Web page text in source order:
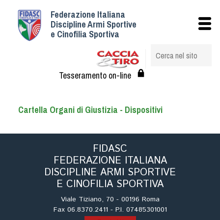
Federazione Italiana
Discipline Armi Sportive
e Cinofilia Sportiva
Tesseramento on-line
Cartella Organi di Giustizia - Dispositivi
FIDASC
FEDERAZIONE ITALIANA
DISCIPLINE ARMI SPORTIVE
E CINOFILIA SPORTIVA
Viale Tiziano, 70 - 00196 Roma
Fax 06.8370.2411 - P.I. 07485301001
Istituzionale
Struttura
Albo Veterinari federali
Statuto e Regolamenti
Circolari
Federazione Trasparente
Assicurazione
Convenzioni
Tesserati